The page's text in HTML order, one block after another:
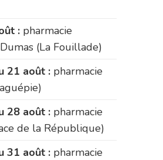
: pharmacie
(La Fouillade)
21 août : pharmacie
28 août : pharmacie
de la République)
31 août : pharmacie